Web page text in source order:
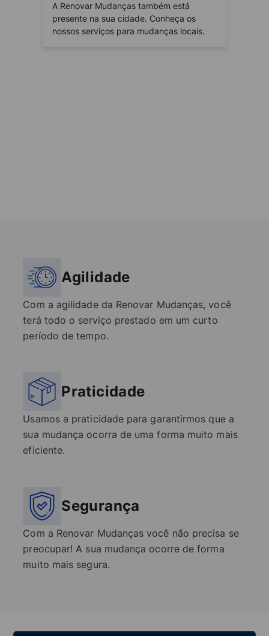
A Renovar Mudanças também está
presente na sua cidade. Conheça os
nossos serviços para mudanças locais.
Agilidade
Com a agilidade da Renovar Mudanças, você
terá todo o serviço prestado em um curto
período de tempo.
Praticidade
Usamos a praticidade para garantirmos que a
sua mudança ocorra de uma forma muito mais
eficiente.
Segurança
Com a Renovar Mudanças você não precisa se
preocupar! A sua mudança ocorre de forma
muito mais segura.